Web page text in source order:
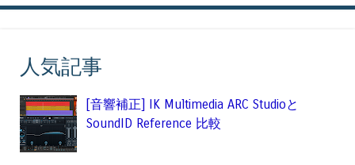
人気記事
[音響補正] IK Multimedia ARC Studioと
SoundID Reference 比較